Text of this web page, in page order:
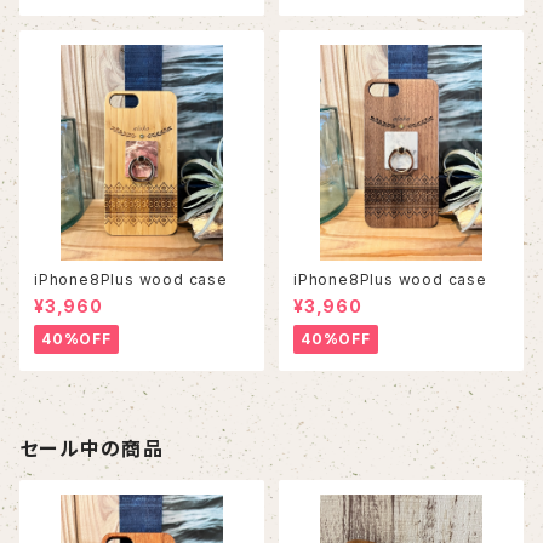
iPhone8Plus wood case
¥3,960
40%OFF
iPhone8Plus wood case
¥3,960
40%OFF
セール中の商品